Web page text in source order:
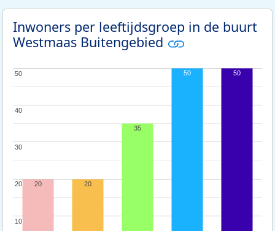
Inwoners per leeftijdsgroep in de buurt
Westmaas Buitengebied
10
10
20
20
30
30
40
40
50
50
20 20
35
50 50